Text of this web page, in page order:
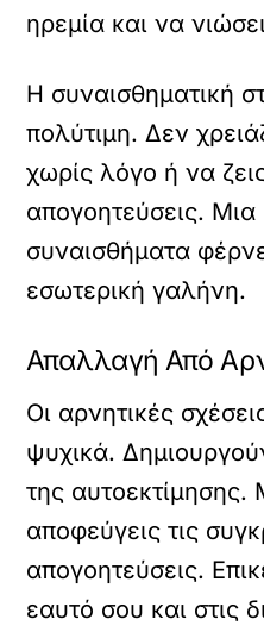
ηρεμία και να
Η συναισθηματική
πολύτιμη. Δεν
χωρίς λόγο ή να
απογοητεύσεις.
συναισθήματα
εσωτερική γαλήνη.
Απαλλαγή Από
Οι αρνητικές
ψυχικά.
της
αποφεύγεις τις
απογοητεύσεις.
εαυτό σου και στις